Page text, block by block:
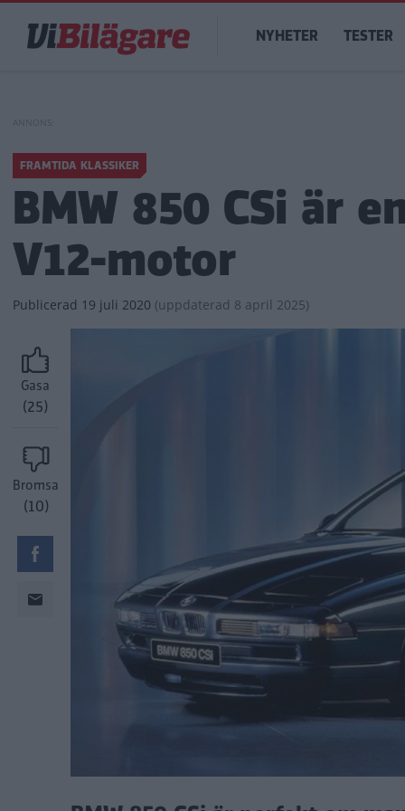
huvudinnehåll
Main
navigation
NYHETER TESTER
FRAMTIDA KLASSIKER
BMW 850 CSi är
V12-motor
Publicerad 19 juli 2020 (uppdaterad 8 april 2025)
Gasa
(25)
Bromsa
(10)